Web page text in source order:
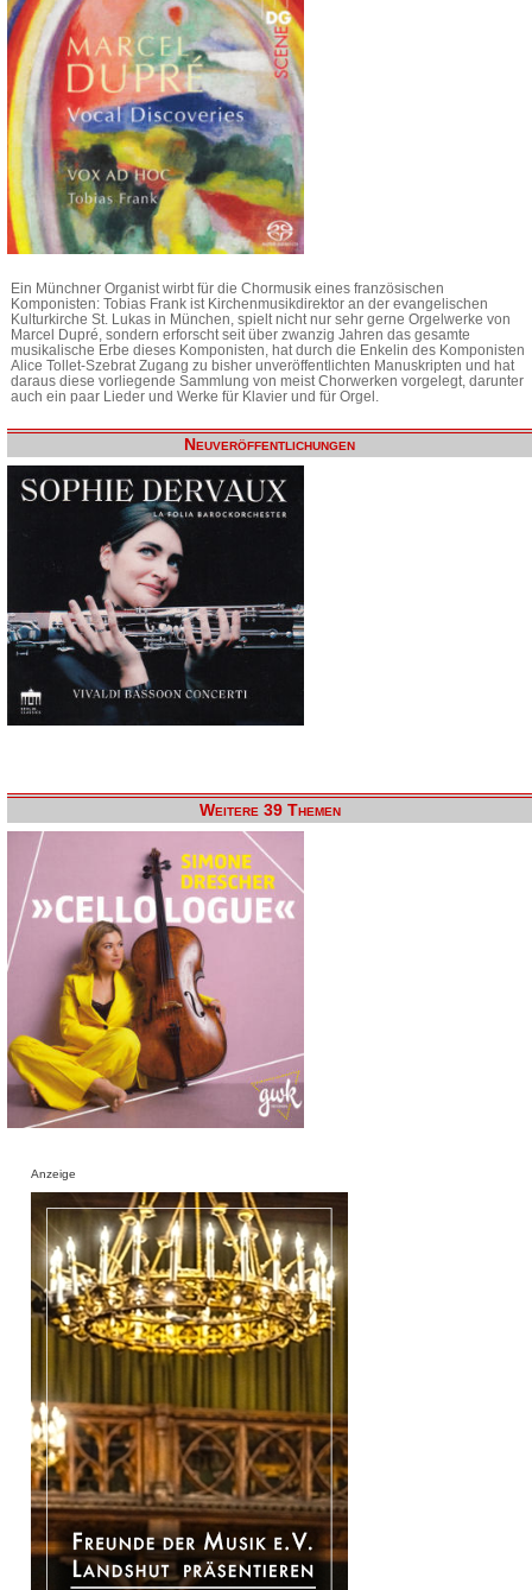
Ein Münchner Organist wirbt für die Chormusik eines französischen
Komponisten: Tobias Frank ist Kirchenmusikdirektor an der evangelischen
Kulturkirche St. Lukas in München, spielt nicht nur sehr gerne Orgelwerke von
Marcel Dupré, sondern erforscht seit über zwanzig Jahren das gesamte
musikalische Erbe dieses Komponisten, hat durch die Enkelin des Komponisten
Alice Tollet-Szebrat Zugang zu bisher unveröffentlichten Manuskripten und hat
daraus diese vorliegende Sammlung von meist Chorwerken vorgelegt, darunter
auch ein paar Lieder und Werke für Klavier und für Orgel.
Neuveröffentlichungen
Weitere 39 Themen
Anzeige